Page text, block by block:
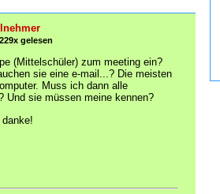
gelesen
(Mittelschüler) zum meeting ein?
sie eine e-mail...? Die meisten
Muss ich dann alle
Und sie müssen meine kennen?